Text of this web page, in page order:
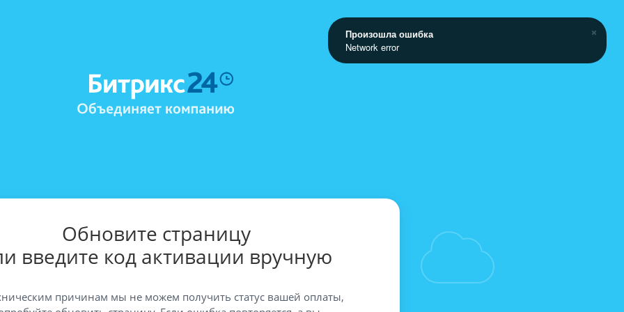
Обновите страницу
введите код активации вручную
причинам мы не можем получить статус вашей оплаты,
Произошла ошибка
Network error